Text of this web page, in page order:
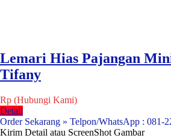
Lemari Hias Pajangan
Tifany
Rp (Hubungi Kami)
Detail
Order Sekarang » Telpon/WhatsApp : 081-
Kirim Detail atau ScreenShot Gambar